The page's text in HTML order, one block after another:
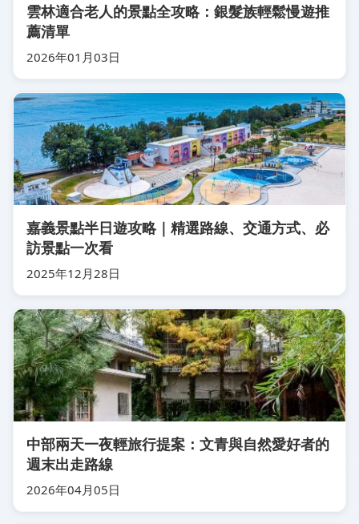
雲林適合老人的景點全攻略：銀髮族輕鬆慢遊推
薦清單
2026年01月03日
嘉義景點半日遊攻略｜精選路線、交通方式、必
訪景點一次看
2025年12月28日
中部兩天一夜輕旅行提案：文青與自然愛好者的
週末出走路線
2026年04月05日